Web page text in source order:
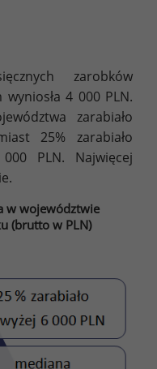
zarobków
4 000 PLN.
zarabiało
25% zarabiało
PLN. Najwięcej
w województwie
(brutto w PLN)